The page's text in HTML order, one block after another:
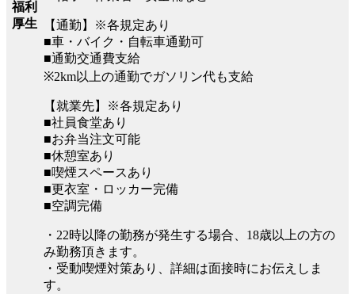
福利
厚生
【通勤】※各規定あり
■車・バイク・自転車通勤可
■通勤交通費支給
※2km以上の通勤でガソリン代も支給
【就業先】※各規定あり
■社員食堂あり
■お弁当注文可能
■休憩室あり
■喫煙スペースあり
■更衣室・ロッカー完備
■空調完備
・22時以降の勤務が発生する場合、18歳以上の方の
み勤務頂きます。
・受動喫煙対策あり、詳細は面接時にお伝えしま
す。